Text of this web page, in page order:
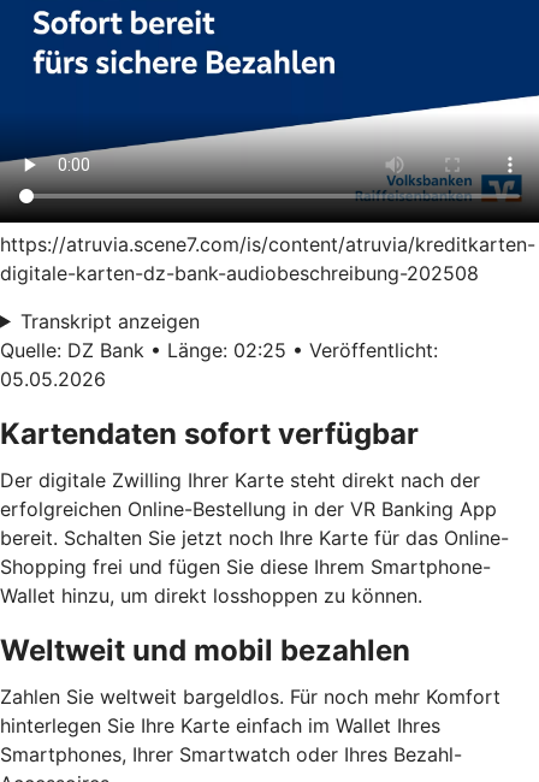
https://atruvia.scene7.com/is/content/atruvia/kreditkarten-
digitale-karten-dz-bank-audiobeschreibung-202508
Transkript anzeigen
Quelle: DZ Bank • Länge: 02:25 • Veröffentlicht:
05.05.2026
Kartendaten sofort verfügbar
Der digitale Zwilling Ihrer Karte steht direkt nach der
erfolgreichen Online-Bestellung in der VR Banking App
bereit. Schalten Sie jetzt noch Ihre Karte für das Online-
Shopping frei und fügen Sie diese Ihrem Smartphone-
Wallet hinzu, um direkt losshoppen zu können.
Weltweit und mobil bezahlen
Zahlen Sie weltweit bargeldlos. Für noch mehr Komfort
hinterlegen Sie Ihre Karte einfach im Wallet Ihres
Smartphones, Ihrer Smartwatch oder Ihres Bezahl-